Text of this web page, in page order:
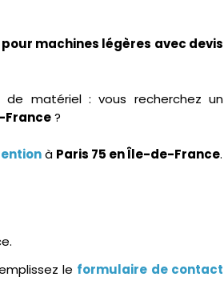
machines légères avec devis
de matériel : vous recherchez un
France?
à Paris 75 en Île-de-France.
le formulaire de contact